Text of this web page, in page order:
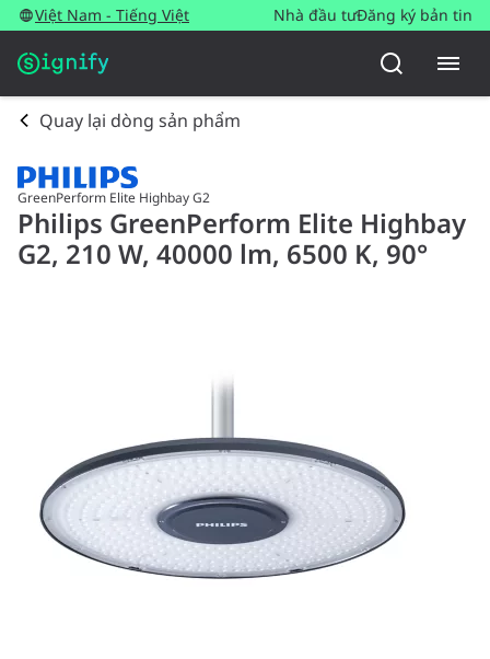
Việt Nam - Tiếng Việt Nhà đầu tưĐăng ký bản tin
Quay lại dòng sản phẩm
GreenPerform Elite Highbay G2
Philips GreenPerform Elite Highbay
G2, 210 W, 40000 lm, 6500 K, 90°